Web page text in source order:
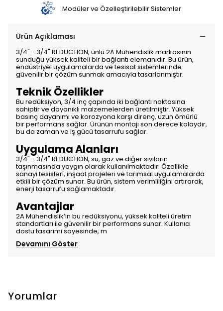
Modüler ve Özelleştirilebilir Sistemler
Ürün Açıklaması
3/4" - 3/4" REDUCTION, ünlü 2A Mühendislik markasının
sunduğu yüksek kaliteli bir bağlantı elemanıdır. Bu ürün,
endüstriyel uygulamalarda ve tesisat sistemlerinde
güvenilir bir çözüm sunmak amacıyla tasarlanmıştır.
Teknik Özellikler
Bu redüksiyon, 3/4 inç çapında iki bağlantı noktasına
sahiptir ve dayanıklı malzemelerden üretilmiştir. Yüksek
basınç dayanımı ve korozyona karşı direnç, uzun ömürlü
bir performans sağlar. Ürünün montajı son derece kolaydır,
bu da zaman ve iş gücü tasarrufu sağlar.
Uygulama Alanları
3/4" - 3/4" REDUCTION, su, gaz ve diğer sıvıların
taşınmasında yaygın olarak kullanılmaktadır. Özellikle
sanayi tesisleri, inşaat projeleri ve tarımsal uygulamalarda
etkili bir çözüm sunar. Bu ürün, sistem verimliliğini artırarak,
enerji tasarrufu sağlamaktadır.
Avantajlar
2A Mühendislik’in bu redüksiyonu, yüksek kaliteli üretim
standartları ile güvenilir bir performans sunar. Kullanıcı
dostu tasarımı sayesinde, m
Devamını Göster
Yorumlar